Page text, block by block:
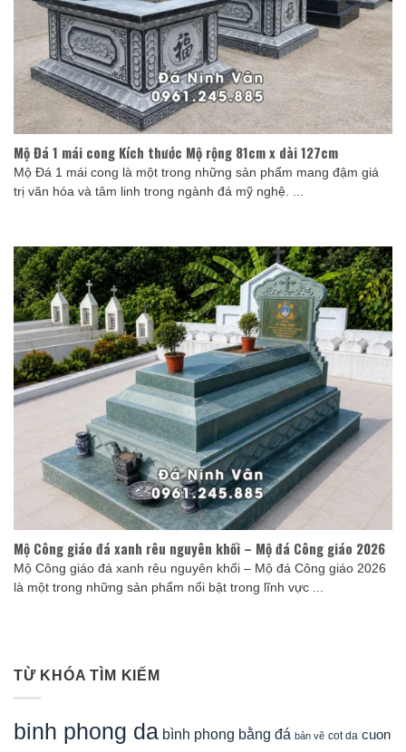
Mộ Đá 1 mái cong Kích thước Mộ rộng 81cm x dài 127cm
Mộ Đá 1 mái cong là một trong những sản phẩm mang đậm giá
trị văn hóa và tâm linh trong ngành đá mỹ nghệ. ...
Mộ Công giáo đá xanh rêu nguyên khối – Mộ đá Công giáo 2026
Mộ Công giáo đá xanh rêu nguyên khối – Mộ đá Công giáo 2026
là một trong những sản phẩm nổi bật trong lĩnh vực ...
TỪ KHÓA TÌM KIẾM
binh phong da bình phong bằng đá bản vẽ cot da cuon